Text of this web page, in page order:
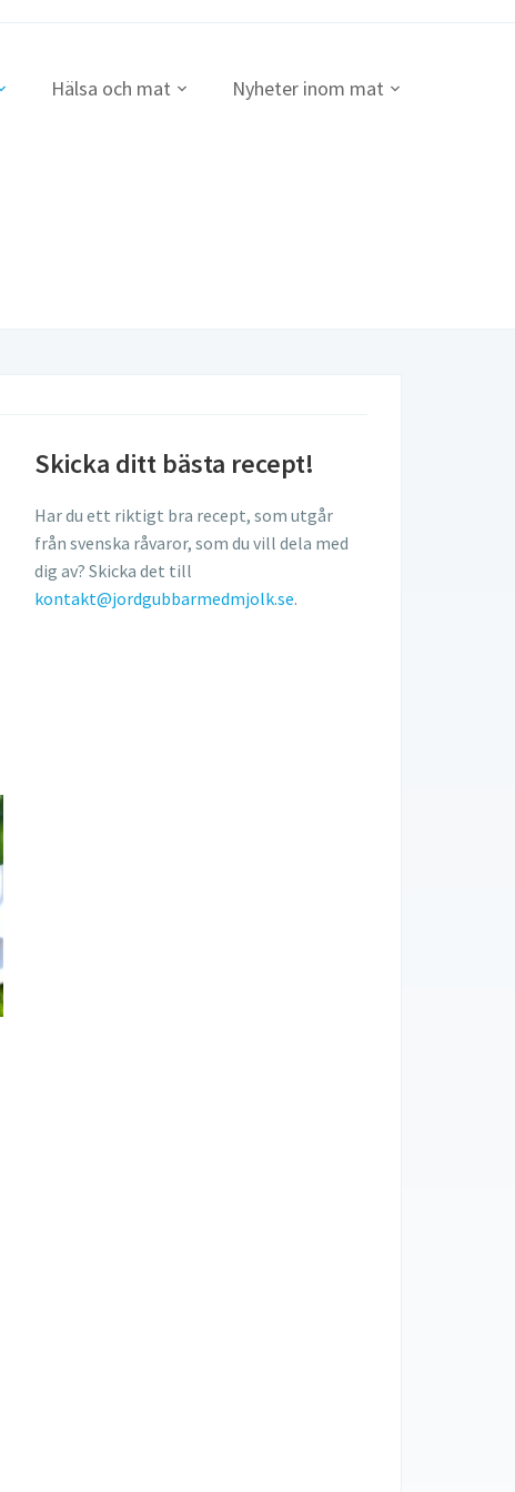
Hälsa och mat Nyheter inom mat
Skicka ditt bästa recept!
Har du ett riktigt bra recept, som utgår
från svenska råvaror, som du vill dela med
dig av? Skicka det till
kontakt@jordgubbarmedmjolk.se.